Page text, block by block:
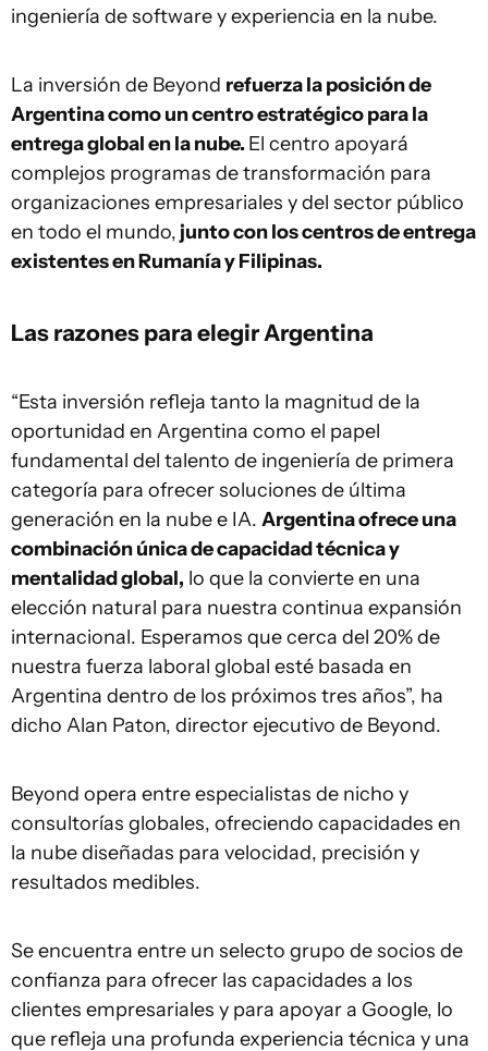
ingeniería de software y experiencia en la nube.
La inversión de Beyond refuerza la posición de
Argentina como un centro estratégico para la
entrega global en la nube. El centro apoyará
complejos programas de transformación para
organizaciones empresariales y del sector público
en todo el mundo, junto con los centros de entrega
existentes en Rumanía y Filipinas.
Las razones para elegir Argentina
“Esta inversión refleja tanto la magnitud de la
oportunidad en Argentina como el papel
fundamental del talento de ingeniería de primera
categoría para ofrecer soluciones de última
generación en la nube e IA. Argentina ofrece una
combinación única de capacidad técnica y
mentalidad global, lo que la convierte en una
elección natural para nuestra continua expansión
internacional. Esperamos que cerca del 20% de
nuestra fuerza laboral global esté basada en
Argentina dentro de los próximos tres años”, ha
dicho Alan Paton, director ejecutivo de Beyond.
Beyond opera entre especialistas de nicho y
consultorías globales, ofreciendo capacidades en
la nube diseñadas para velocidad, precisión y
resultados medibles.
Se encuentra entre un selecto grupo de socios de
confianza para ofrecer las capacidades a los
clientes empresariales y para apoyar a Google, lo
que refleja una profunda experiencia técnica y una